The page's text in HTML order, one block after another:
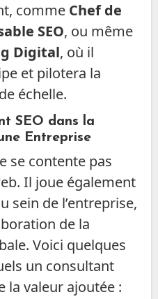
comme Chef de
SEO, ou même
Digital, où il
et pilotera la
échelle.
SEO dans la
Entreprise
se contente pas
Il joue également
sein de l’entreprise,
de la
Voici quelques
un consultant
la valeur ajoutée :